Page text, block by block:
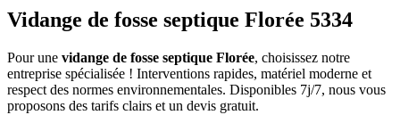
Vidange de fosse septique Florée 5334
Pour une vidange de fosse septique Florée, choisissez notre
entreprise spécialisée ! Interventions rapides, matériel moderne et
respect des normes environnementales. Disponibles 7j/7, nous vous
proposons des tarifs clairs et un devis gratuit.